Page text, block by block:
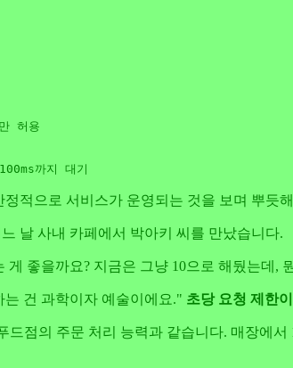
허용
정적으로 서비스가 운영되는 것을 보며 뿌듯
날 사내 카페에서 박아키 씨를 만났습니다.
좋을까요? 지금은 그냥 10으로 해뒀는데
건 과학이자 예술이에요." 초당 요청 제한
드점의 주문 처리 능력과 같습니다. 매장에